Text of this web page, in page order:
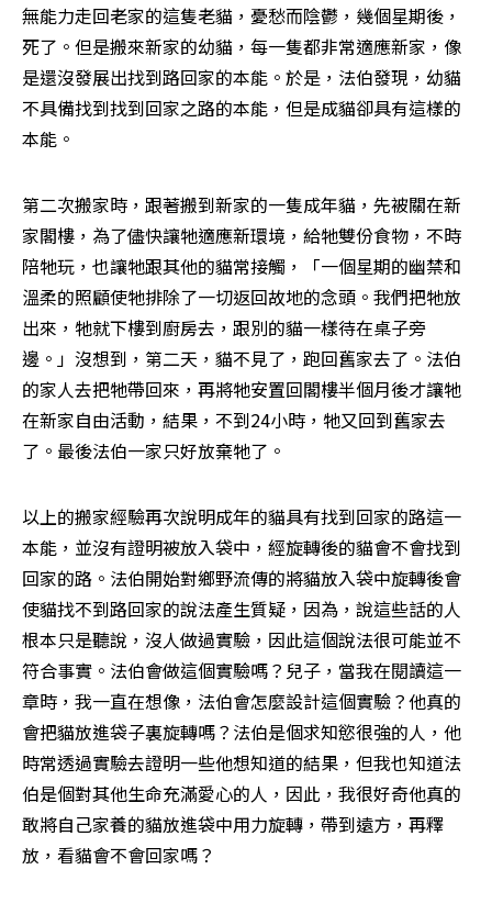
無能力走回老家的這隻老貓，憂愁而陰鬱，幾個星期後，
死了。但是搬來新家的幼貓，每一隻都非常適應新家，像
是還沒發展出找到路回家的本能。於是，法伯發現，幼貓
不具備找到找到回家之路的本能，但是成貓卻具有這樣的
本能。
第二次搬家時，跟著搬到新家的一隻成年貓，先被關在新
家閣樓，為了儘快讓牠適應新環境，給牠雙份食物，不時
陪牠玩，也讓牠跟其他的貓常接觸，「一個星期的幽禁和
溫柔的照顧使牠排除了一切返回故地的念頭。我們把牠放
出來，牠就下樓到廚房去，跟別的貓一樣待在桌子旁
邊。」沒想到，第二天，貓不見了，跑回舊家去了。法伯
的家人去把牠帶回來，再將牠安置回閣樓半個月後才讓牠
在新家自由活動，結果，不到24小時，牠又回到舊家去
了。最後法伯一家只好放棄牠了。
以上的搬家經驗再次說明成年的貓具有找到回家的路這一
本能，並沒有證明被放入袋中，經旋轉後的貓會不會找到
回家的路。法伯開始對鄉野流傳的將貓放入袋中旋轉後會
使貓找不到路回家的說法產生質疑，因為，說這些話的人
根本只是聽說，沒人做過實驗，因此這個說法很可能並不
符合事實。法伯會做這個實驗嗎？兒子，當我在閱讀這一
章時，我一直在想像，法伯會怎麼設計這個實驗？他真的
會把貓放進袋子裏旋轉嗎？法伯是個求知慾很強的人，他
時常透過實驗去證明一些他想知道的結果，但我也知道法
伯是個對其他生命充滿愛心的人，因此，我很好奇他真的
敢將自己家養的貓放進袋中用力旋轉，帶到遠方，再釋
放，看貓會不會回家嗎？